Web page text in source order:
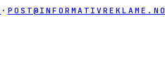
· POST@INFORMATIVREKLAME.NO